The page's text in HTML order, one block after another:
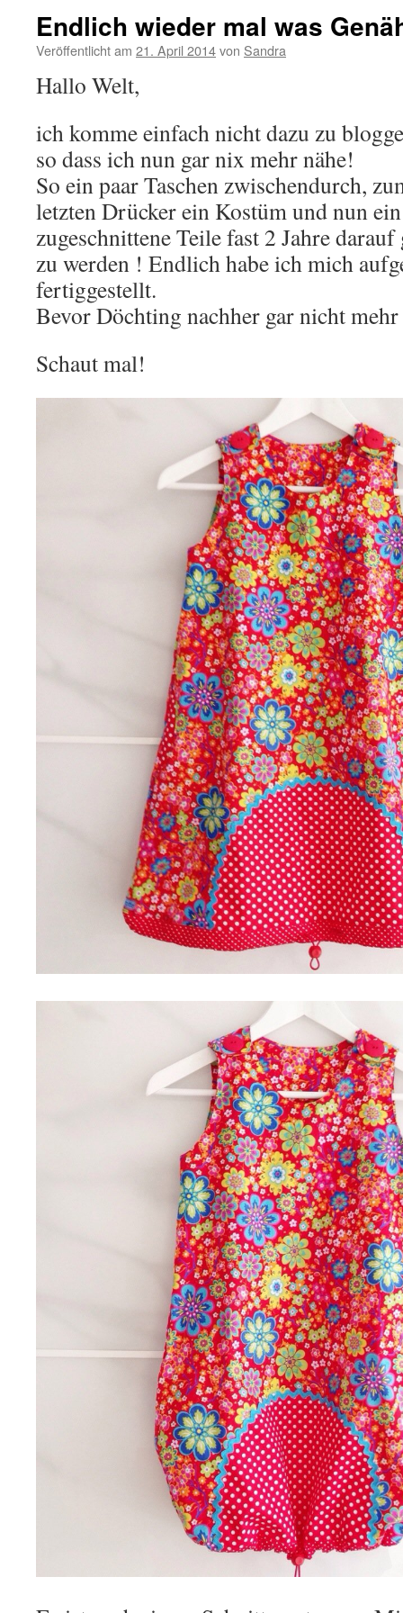
Endlich wieder mal was
Veröffentlicht am 21. April 2014von Sandra
Hallo Welt,
ich komme einfach nicht dazu zu
so dass ich nun gar nix mehr nähe!
So ein paar Taschen zwischendurch,
letzten Drücker ein Kostüm und nun
zugeschnittene Teile fast 2 Jahre
zu werden ! Endlich habe ich mich
fertiggestellt.
Bevor Döchting nachher gar nicht
Schaut mal!